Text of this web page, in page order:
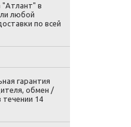
"Атлант" в
любой
по всей
гарантия
обмен /
течении 14